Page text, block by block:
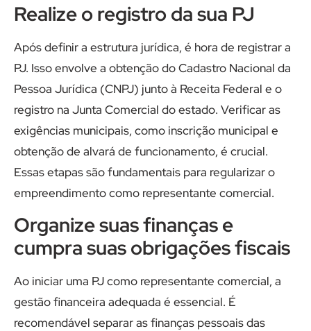
Realize o registro da sua PJ
Após definir a estrutura jurídica, é hora de registrar a
PJ. Isso envolve a obtenção do Cadastro Nacional da
Pessoa Jurídica (CNPJ) junto à Receita Federal e o
registro na Junta Comercial do estado. Verificar as
exigências municipais, como inscrição municipal e
obtenção de alvará de funcionamento, é crucial.
Essas etapas são fundamentais para regularizar o
empreendimento como representante comercial.
Organize suas finanças e
cumpra suas obrigações fiscais
Ao iniciar uma PJ como representante comercial, a
gestão financeira adequada é essencial. É
recomendável separar as finanças pessoais das